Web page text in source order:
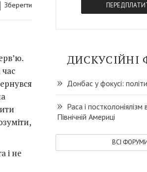
Зберегти
і не
ДИСКУСІЙНІ
Донбас у фокусі:
Раса і постколоніялізм
Північній Америці
ВСI